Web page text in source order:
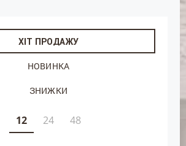
ХІТ ПРОДАЖУ
НОВИНКА
ЗНИЖКИ
12 24 48